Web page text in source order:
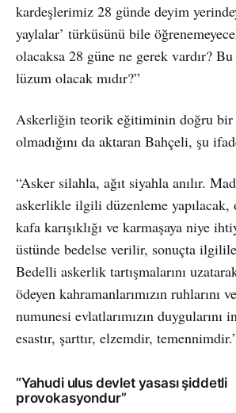
kardeşlerimiz 28 günde deyim
yaylalar’ türküsünü bile
olacaksa 28 güne ne gerek vardır?
lüzum olacak mıdır?”
Askerliğin teorik eğitiminin doğru bir
olmadığını da aktaran Bahçeli, şu
“Asker silahla, ağıt siyahla anılır.
askerlikle ilgili düzenleme yapılacak,
kafa karışıklığı ve karmaşaya niye
üstünde bedelse verilir, sonuçta
Bedelli askerlik tartışmalarını
ödeyen kahramanlarımızın ruhlarını
numunesi evlatlarımızın duygularını
esastır, şarttır, elzemdir,
“Yahudi ulus devlet yasası şiddetli
provokasyondur”